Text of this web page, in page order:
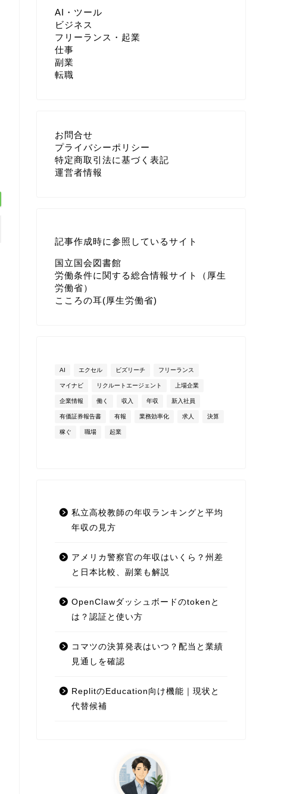
AI・ツール
ビジネス
フリーランス・起業
仕事
副業
転職
お問合せ
プライバシーポリシー
特定商取引法に基づく表記
運営者情報
記事作成時に参照しているサイト
国立国会図書館
労働条件に関する総合情報サイト（厚生
労働省）
こころの耳(厚生労働省)
AI エクセル ビズリーチ フリーランス
マイナビ リクルートエージェント 上場企業
企業情報 働く 収入 年収 新入社員
有価証券報告書 有報 業務効率化 求人 決算
稼ぐ 職場 起業
私立高校教師の年収ランキングと平均
年収の見方
アメリカ警察官の年収はいくら？州差
と日本比較、副業も解説
OpenClawダッシュボードのtokenと
は？認証と使い方
コマツの決算発表はいつ？配当と業績
見通しを確認
ReplitのEducation向け機能｜現状と
代替候補